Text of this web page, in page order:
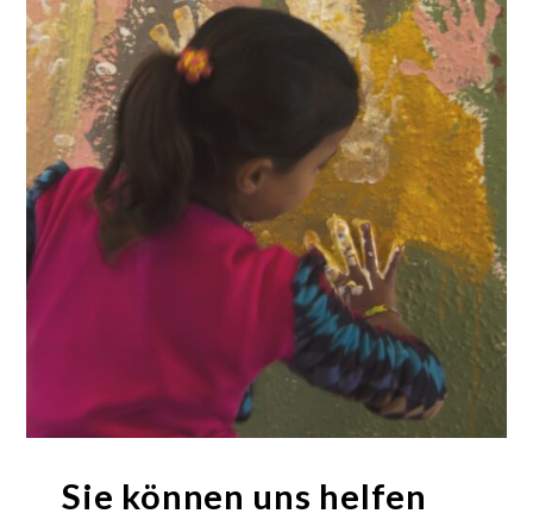
Sie können uns helfen